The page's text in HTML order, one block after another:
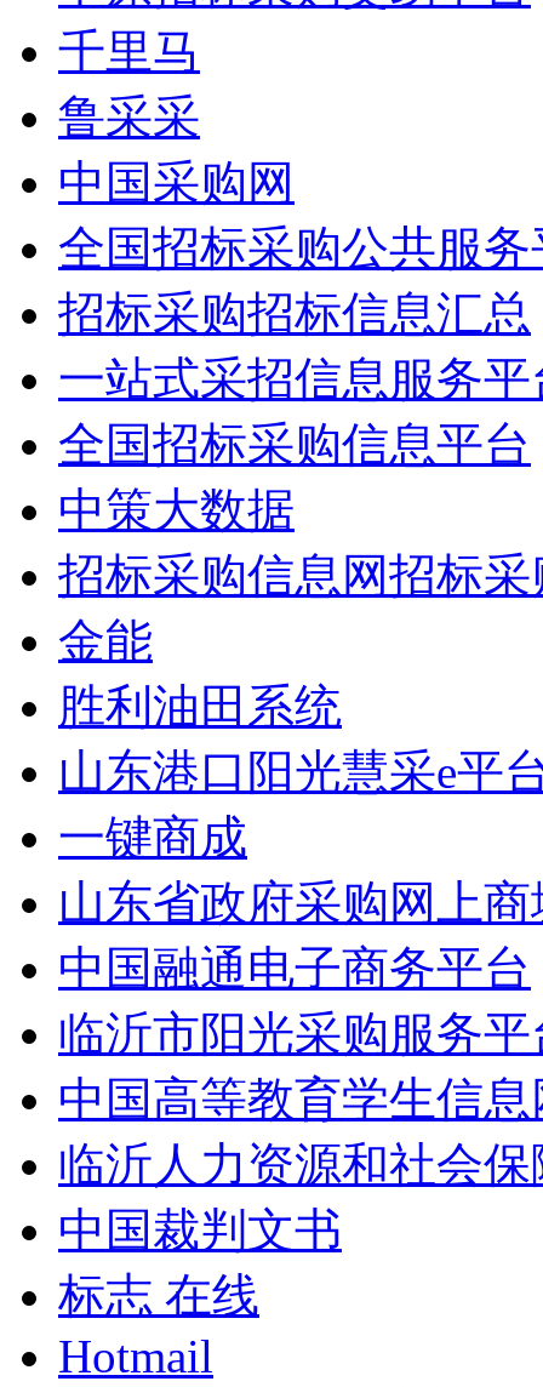
千里马
鲁采采
中国采购网
全国招标采购公共服务
招标采购招标信息汇总
一站式采招信息服务平
全国招标采购信息平台
中策大数据
招标采购信息网招标
金能
胜利油田系统
山东港口阳光慧采e平
一键商成
山东省政府采购网上商
中国融通电子商务平台
临沂市阳光采购服务平
中国高等教育学生信
临沂人力资源和社会保
中国裁判文书
标志 在线
Hotmail